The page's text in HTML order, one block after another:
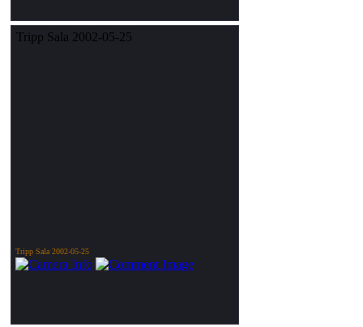
Tripp Sala 2002-05-25
Tripp Sala 2002-05-25